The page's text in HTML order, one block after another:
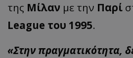
της Μίλαν με την Παρί
League του 1995.
«Στην πραγματικότητα,